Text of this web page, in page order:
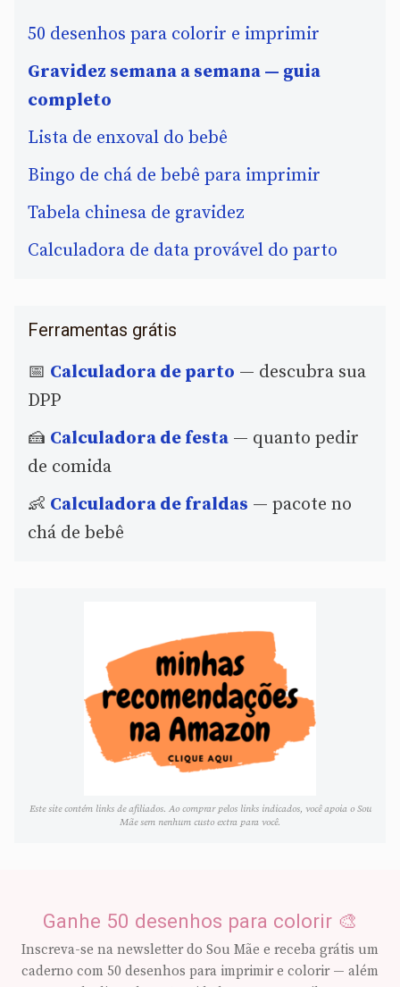
50 desenhos para colorir e imprimir
Gravidez semana a semana — guia
completo
Lista de enxoval do bebê
Bingo de chá de bebê para imprimir
Tabela chinesa de gravidez
Calculadora de data provável do parto
Ferramentas grátis
📅 Calculadora de parto — descubra sua
DPP
🍰 Calculadora de festa — quanto pedir
de comida
👶 Calculadora de fraldas — pacote no
chá de bebê
Este site contém links de afiliados. Ao comprar pelos links indicados, você apoia o Sou
Mãe sem nenhum custo extra para você.
Ganhe 50 desenhos para colorir 🎨
Inscreva-se na newsletter do Sou Mãe e receba grátis um
caderno com 50 desenhos para imprimir e colorir — além